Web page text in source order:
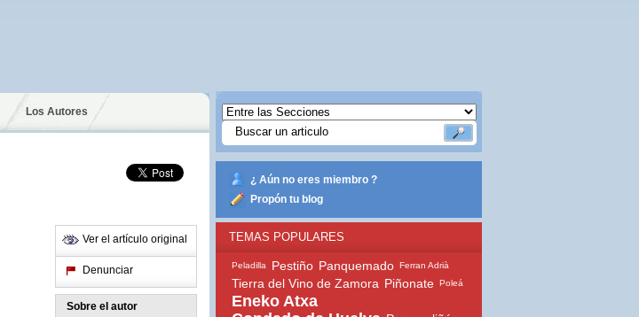
Los Autores
Ver el artículo original
Denunciar
Sobre el autor
¿ Aún no eres miembro ?
Propón tu blog
TEMAS POPULARES
Peladilla Pestiño Panquemado Ferran Adrià
Tierra del Vino de Zamora Piñonate Poleá
Eneko Atxa